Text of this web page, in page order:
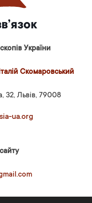
України
Скомаровський
32, Львів, 79008
ua.org